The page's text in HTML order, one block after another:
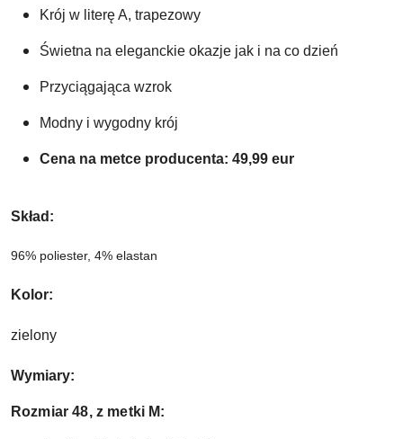
Krój w literę A, trapezowy
Świetna na eleganckie okazje jak i na co dzień
Przyciągająca wzrok
Modny i wygodny krój
Cena na metce producenta: 49,99 eur
Skład:
96% poliester, 4% elastan
Kolor:
zielony
Wymiary:
Rozmiar 48, z metki M: